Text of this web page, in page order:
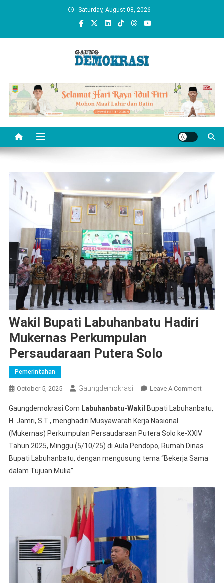
Saturday, August 08, 2026
gaungdemokrasi.com
Wakil Bupati Labuhanbatu Hadiri
Mukernas Perkumpulan
Persaudaraan Putera Solo
Pemerintahan
October 5, 2025 Gaungdemokrasi Leave A CommentOn
Bupati
Hadiri
Solo
Gaungdemokrasi.Com Labuhanbatu-Wakil
Bupati Labuhanbatu,
H. Jamri, S.T., menghadiri Musyawarah Kerja Nasional
(Mukernas) Perkumpulan Persaudaraan Putera Solo ke-XXIV
Tahun 2025, Minggu (5/10/25) di Aula Pendopo, Rumah Dinas
Bupati Labuhanbatu, dengan mengusung tema “Bekerja Sama
dalam Tujuan Mulia”.